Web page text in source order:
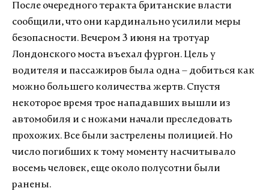
После очередного теракта британские власти
сообщили, что они кардинально усилили меры
безопасности. Вечером 3 июня на тротуар
Лондонского моста въехал фургон. Цель у
водителя и пассажиров была одна – добиться как
можно большего количества жертв. Спустя
некоторое время трое нападавших вышли из
автомобиля и с ножами начали преследовать
прохожих. Все были застрелены полицией. Но
число погибших к тому моменту насчитывало
восемь человек, еще около полусотни были
ранены.